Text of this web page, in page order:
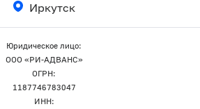
Иркутск
Юридическое лицо:
ООО «РИ-АДВАНС»
ОГРН:
1187746783047
ИНН: